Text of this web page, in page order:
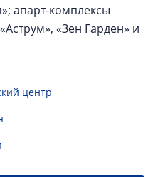
апарт-комплексы
«Зен Гарден» и
центр